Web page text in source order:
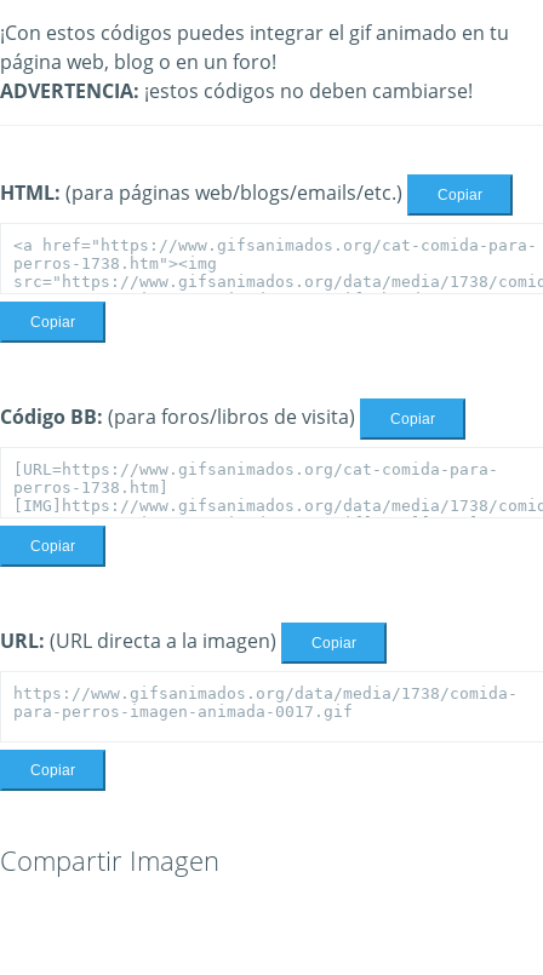
¡Con estos códigos puedes integrar el gif animado en tu
página web, blog o en un foro!
ADVERTENCIA: ¡estos códigos no deben cambiarse!
HTML: (para páginas web/blogs/emails/etc.) Copiar
Copiar
Código BB: (para foros/libros de visita) Copiar
Copiar
URL: (URL directa a la imagen) Copiar
Copiar
Compartir Imagen